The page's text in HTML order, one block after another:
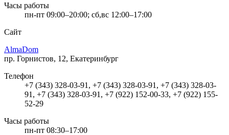
Часы работы
пн-пт 09:00–20:00; сб,вс 12:00–17:00
Сайт
AlmaDom
пр. Горнистов, 12, Екатеринбург
Телефон
+7 (343) 328-03-91, +7 (343) 328-03-91, +7 (343) 328-03-
91, +7 (343) 328-03-91, +7 (922) 152-00-33, +7 (922) 155-
52-29
Часы работы
пн-пт 08:30–17:00